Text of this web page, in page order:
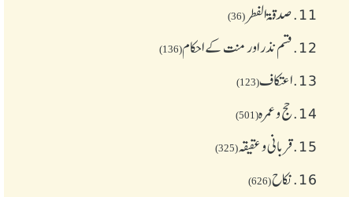
11. صدقۃ الفطر (36)
12. قسم نذر اور منت کے احکام(136)
13. اعتکاف(123)
14. حج و عمرہ(501)
15. قربانی و عقیقہ(325)
16. نکاح(626)